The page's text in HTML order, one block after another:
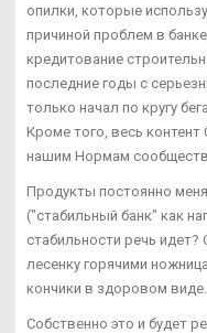
опилки, которые
причиной проблем в
кредитование
последние годы с
только начал по кругу
Кроме того, весь
нашим Нормам
Продукты постоянно
("стабильный банк" как
стабильности речь
лесенку горячими
кончики в здоровом виде.
Собственно это и будет